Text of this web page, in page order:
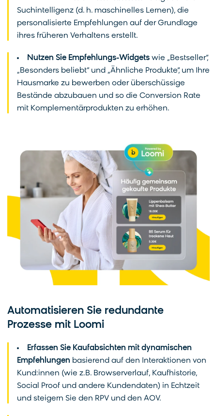
Suchintelligenz (d. h. maschinelles Lernen), die
personalisierte Empfehlungen auf der Grundlage
ihres früheren Verhaltens erstellt.
Nutzen Sie Empfehlungs-Widgets wie „Bestseller“,
„Besonders beliebt“ und „Ähnliche Produkte“, um Ihre
Hausmarke zu bewerben oder überschüssige
Bestände abzubauen und so die Conversion Rate
mit Komplementärprodukten zu erhöhen.
Automatisieren Sie redundante
Prozesse mit Loomi
Erfassen Sie Kaufabsichten mit dynamischen
Empfehlungen basierend auf den Interaktionen von
Kund:innen (wie z.B. Browserverlauf, Kaufhistorie,
Social Proof und andere Kundendaten) in Echtzeit
und steigern Sie den RPV und den AOV.